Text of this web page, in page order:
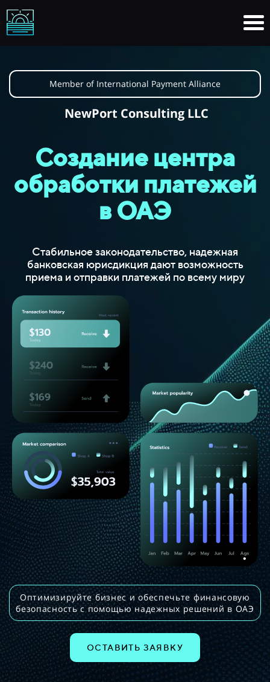
Member of International Payment Alliance
NewPort Consulting LLC
Создание центра
обработки платежей
в ОАЭ
Стабильное законодательство, надежная
банковская юрисдикция дают возможность
приема и отправки платежей по всему миру
Оптимизируйте бизнес и обеспечьте финансовую
безопасность с помощью надежных решений в ОАЭ
ОСТАВИТЬ ЗАЯВКУ